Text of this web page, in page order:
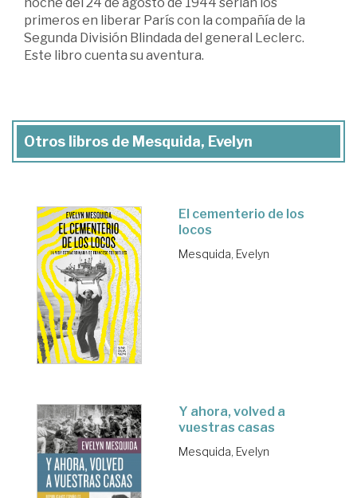
primeros en liberar París con la compañía de la
Segunda División Blindada del general Leclerc.
Este libro cuenta su aventura.
Otros libros de Mesquida, Evelyn
El cementerio de los
locos
Mesquida, Evelyn
Y ahora, volved a
vuestras casas
Mesquida, Evelyn